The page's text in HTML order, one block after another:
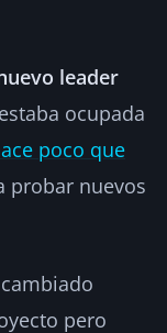
leader
ocupada
poco que
probar nuevos
pero